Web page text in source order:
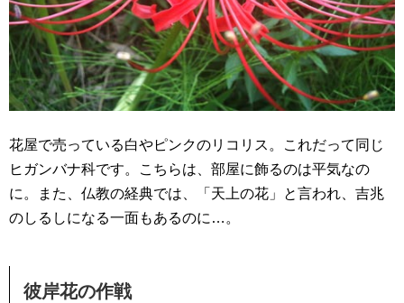
花屋で売っている白やピンクのリコリス。これだって同じ
ヒガンバナ科です。こちらは、部屋に飾るのは平気なの
に。また、仏教の経典では、「天上の花」と言われ、吉兆
のしるしになる一面もあるのに…。
彼岸花の作戦